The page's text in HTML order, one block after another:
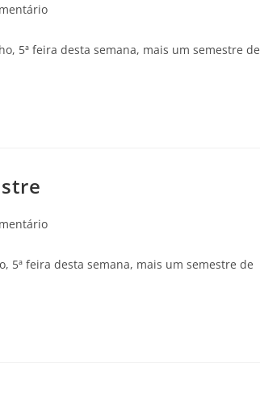
5ª feira desta semana, mais um semestre de
5ª feira desta semana, mais um semestre de